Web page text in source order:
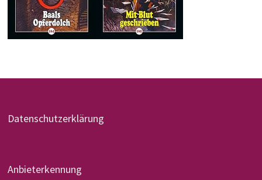
Datenschutzerklärung
Anbieterkennung